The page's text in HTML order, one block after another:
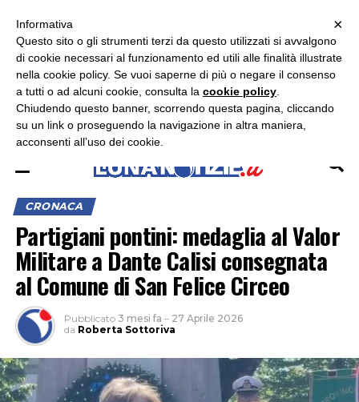
ASCOLTA RADIO LUNA
CRONACA
Partigiani pontini: medaglia al Valor
Militare a Dante Calisi consegnata
al Comune di San Felice Circeo
Pubblicato 3 mesi fa – 27 Aprile 2026
da Roberta Sottoriva
×
×
Informativa
Questo sito o gli strumenti terzi da questo utilizzati si avvalgono
di cookie necessari al funzionamento ed utili alle finalità illustrate
nella cookie policy. Se vuoi saperne di più o negare il consenso
a tutti o ad alcuni cookie, consulta la cookie policy
Chiudendo questo banner, scorrendo questa pagina, cliccando
su un link o proseguendo la navigazione in altra maniera,
acconsenti all’uso dei cookie.